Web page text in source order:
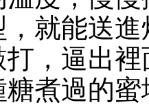
就能送
，逼出
煮過的蜜